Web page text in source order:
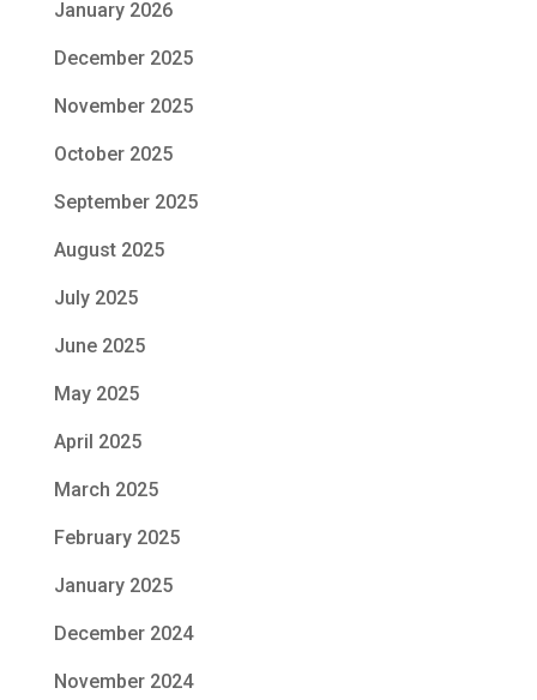
January 2026
December 2025
November 2025
October 2025
September 2025
August 2025
July 2025
June 2025
May 2025
April 2025
March 2025
February 2025
January 2025
December 2024
November 2024